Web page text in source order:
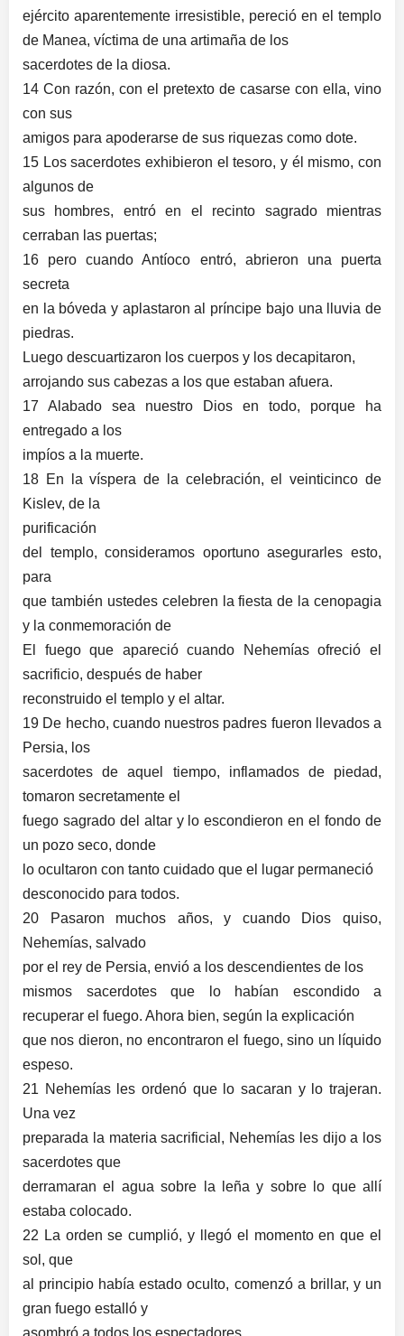
ejército aparentemente irresistible, pereció en el templo
de Manea, víctima de una artimaña de los
sacerdotes de la diosa.
14 Con razón, con el pretexto de casarse con ella, vino
con sus
amigos para apoderarse de sus riquezas como dote.
15 Los sacerdotes exhibieron el tesoro, y él mismo, con
algunos de
sus hombres, entró en el recinto sagrado mientras
cerraban las puertas;
16 pero cuando Antíoco entró, abrieron una puerta
secreta
en la bóveda y aplastaron al príncipe bajo una lluvia de
piedras.
Luego descuartizaron los cuerpos y los decapitaron,
arrojando sus cabezas a los que estaban afuera.
17 Alabado sea nuestro Dios en todo, porque ha
entregado a los
impíos a la muerte.
18 En la víspera de la celebración, el veinticinco de
Kislev, de la
purificación
del templo, consideramos oportuno asegurarles esto,
para
que también ustedes celebren la fiesta de la cenopagia
y la conmemoración de
El fuego que apareció cuando Nehemías ofreció el
sacrificio, después de haber
reconstruido el templo y el altar.
19 De hecho, cuando nuestros padres fueron llevados a
Persia, los
sacerdotes de aquel tiempo, inflamados de piedad,
tomaron secretamente el
fuego sagrado del altar y lo escondieron en el fondo de
un pozo seco, donde
lo ocultaron con tanto cuidado que el lugar permaneció
desconocido para todos.
20 Pasaron muchos años, y cuando Dios quiso,
Nehemías, salvado
por el rey de Persia, envió a los descendientes de los
mismos sacerdotes que lo habían escondido a
recuperar el fuego. Ahora bien, según la explicación
que nos dieron, no encontraron el fuego, sino un líquido
espeso.
21 Nehemías les ordenó que lo sacaran y lo trajeran.
Una vez
preparada la materia sacrificial, Nehemías les dijo a los
sacerdotes que
derramaran el agua sobre la leña y sobre lo que allí
estaba colocado.
22 La orden se cumplió, y llegó el momento en que el
sol, que
al principio había estado oculto, comenzó a brillar, y un
gran fuego estalló y
asombró a todos los espectadores.